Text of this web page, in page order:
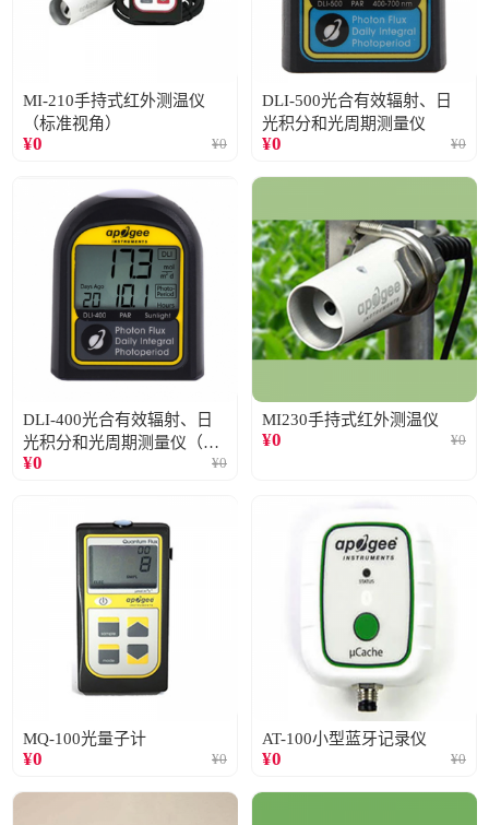
MI-210手持式红外测温仪
（标准视角）
¥0 ¥0
DLI-500光合有效辐射、日
光积分和光周期测量仪
¥0 ¥0
DLI-400光合有效辐射、日
光积分和光周期测量仪（仅
阳光）
¥0 ¥0
MI230手持式红外测温仪
¥0 ¥0
MQ-100光量子计
¥0 ¥0
AT-100小型蓝牙记录仪
¥0 ¥0